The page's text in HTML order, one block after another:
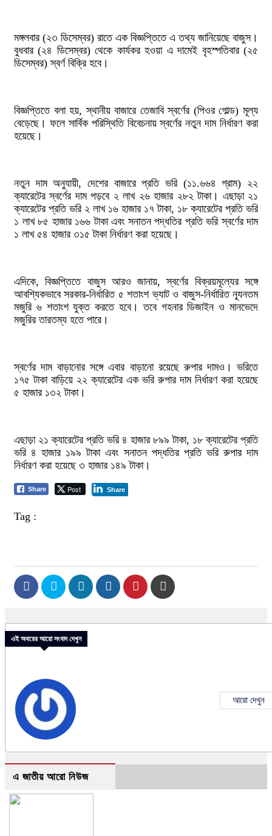
মঙ্গলবার (২৩ ডিসেম্বর) রাতে এক বিজ্ঞপ্তিতে এ তথ্য জানিয়েছে বাজুস।
বুধবার (২৪ ডিসেম্বর) থেকে কার্যকর হওয়া এ দামেই বৃহস্পতিবার (২৫
ডিসেম্বর) স্বর্ণ বিক্রি হবে।
বিজ্ঞপ্তিতে বলা হয়, স্থানীয় বাজারে তেজাবি স্বর্ণের (পিওর গোল্ড) মূল্য
বেড়েছে। ফলে সার্বিক পরিস্থিতি বিবেচনায় স্বর্ণের নতুন দাম নির্ধারণ করা
হয়েছে।
নতুন দাম অনুযায়ী, দেশের বাজারে প্রতি ভরি (১১.৬৬৪ গ্রাম) ২২
ক্যারেটের স্বর্ণের দাম পড়বে ২ লাখ ২৬ হাজার ২৮২ টাকা। এছাড়া ২১
ক্যারেটের প্রতি ভরি ২ লাখ ১৬ হাজার ১৭ টাকা, ১৮ ক্যারেটের প্রতি ভরি
১ লাখ ৮৫ হাজার ১৬৬ টাকা এবং সনাতন পদ্ধতির প্রতি ভরি স্বর্ণের দাম
১ লাখ ৫৪ হাজার ৩১৫ টাকা নির্ধারণ করা হয়েছে।
এদিকে, বিজ্ঞপ্তিতে বাজুস আরও জানায়, স্বর্ণের বিক্রয়মূল্যের সঙ্গে
আবশ্যিকভাবে সরকার-নির্ধারিত ৫ শতাংশ ভ্যাট ও বাজুস-নির্ধারিত ন্যূনতম
মজুরি ৬ শতাংশ যুক্ত করতে হবে। তবে গহনার ডিজাইন ও মানভেদে
মজুরির তারতম্য হতে পারে।
স্বর্ণের দাম বাড়ানোর সঙ্গে এবার বাড়ানো রয়েছে রুপার দামও। ভরিতে
১৭৫ টাকা বাড়িয়ে ২২ ক্যারেটের এক ভরি রুপার দাম নির্ধারণ করা হয়েছে
৫ হাজার ১৩২ টাকা।
এছাড়া ২১ ক্যারেটের প্রতি ভরি ৪ হাজার ৮৯৯ টাকা, ১৮ ক্যারেটের প্রতি
ভরি ৪ হাজার ১৯৯ টাকা এবং সনাতন পদ্ধতির প্রতি ভরি রুপার দাম
নির্ধারণ করা হয়েছে ৩ হাজার ১৪৯ টাকা।
Share Post Share
Tag :
এই অথরের আরো সংবাদ দেখুন
আরো দেখুন
এ জাতীয় আরো নিউজ